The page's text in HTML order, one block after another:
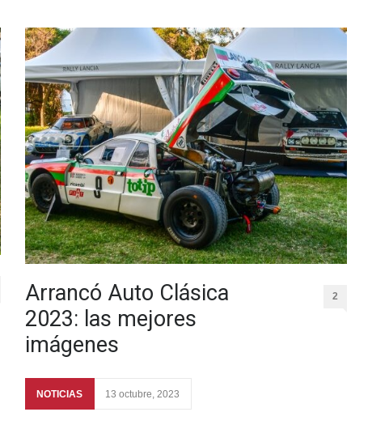
Arrancó Auto Clásica
2023: las mejores
imágenes
2
NOTICIAS 13 octubre, 2023